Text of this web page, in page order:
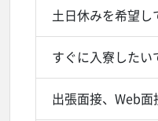
土日休みを希望し
すぐに入寮したい
出張面接、Web面